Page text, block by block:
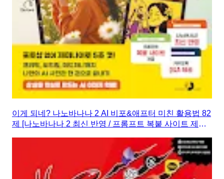
이게 되네? 나노바나나 2 AI 비포&애프터 미친 활용법 82
제 [나노바나나 2 최신 반영 / 프롬프트 복붙 사이트 제공 /